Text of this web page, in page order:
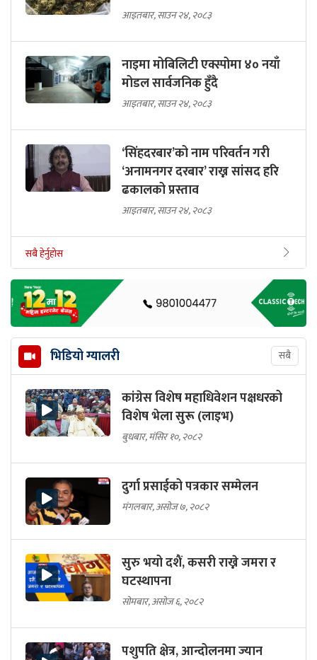
आइतबार, साउन २४, २०८३
नाइमा मोबिलिटी एक्स्पोमा ४० नयाँ
मोडल सार्वजनिक हुँदै
आइतबार, साउन २४, २०८३
‘सिंहदरबार’को नाम परिवर्तन गरी
‘अनामनगर दरबार’ राख्न सांसद हरि
ढकालको प्रस्ताव
आइतबार, साउन २४, २०८३
सबै हेर्नुहोस
भिडियो ग्यालरी सबै
कांग्रेस विशेष महाधिवेशन पक्षधरको
विशेष भेला सुरू (लाइभ)
बुधबार, मंसिर १०, २०८२
दुर्गा प्रसाईको पत्रकार सम्मेलन
मंगलबार, असोज ७, २०८२
सुरु भयो दशैं, कसरी राख्ने जमरा र
घटस्थापना
सोमबार, असोज ६, २०८२
पशुपति क्षेत्र, आन्दोलनमा ज्यान